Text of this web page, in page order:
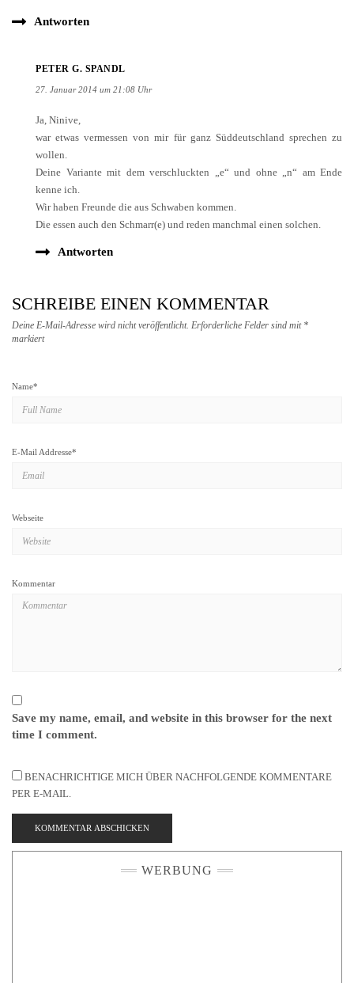
Antworten
PETER G. SPANDL
27. Januar 2014 um 21:08 Uhr
Ja, Ninive,
war etwas vermessen von mir für ganz Süddeutschland sprechen zu
wollen.
Deine Variante mit dem verschluckten „e“ und ohne „n“ am Ende
kenne ich.
Wir haben Freunde die aus Schwaben kommen.
Die essen auch den Schmarr(e) und reden manchmal einen solchen.
Antworten
SCHREIBE EINEN KOMMENTAR
Deine E-Mail-Adresse wird nicht veröffentlicht. Erforderliche Felder sind mit *
markiert
Name*
E-Mail Addresse*
Webseite
Kommentar
Save my name, email, and website in this browser for the next
time I comment.
BENACHRICHTIGE MICH ÜBER NACHFOLGENDE KOMMENTARE
PER E-MAIL.
WERBUNG